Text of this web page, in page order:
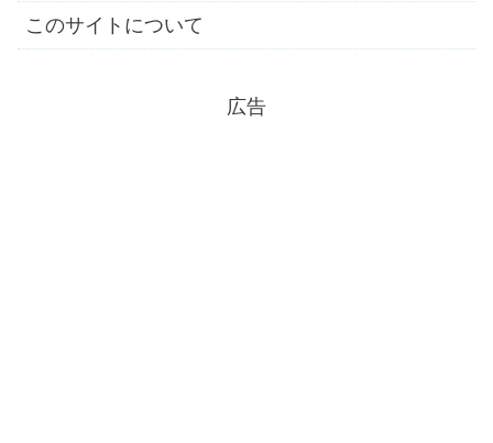
このサイトについて
広告